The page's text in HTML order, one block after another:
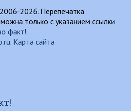
2026. Перепечатка
только с указанием ссылки
факт!.
. Карта сайта